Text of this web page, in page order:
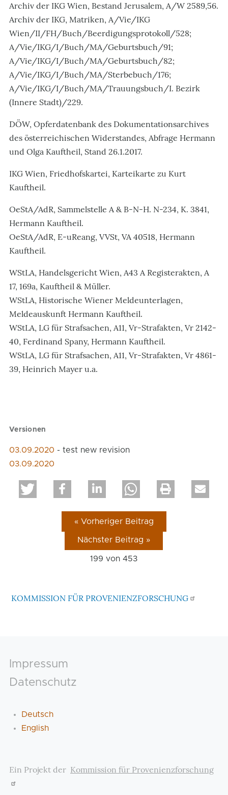
Archiv der IKG Wien, Bestand Jerusalem, A/W 2589,56.
Archiv der IKG, Matriken, A/Vie/IKG
Wien/II/FH/Buch/Beerdigungsprotokoll/528;
A/Vie/IKG/I/Buch/MA/Geburtsbuch/91;
A/Vie/IKG/I/Buch/MA/Geburtsbuch/82;
A/Vie/IKG/I/Buch/MA/Sterbebuch/176;
A/Vie/IKG/I/Buch/MA/Trauungsbuch/I. Bezirk
(Innere Stadt)/229.
DÖW, Opferdatenbank des Dokumentationsarchives
des österreichischen Widerstandes, Abfrage Hermann
und Olga Kauftheil, Stand 26.1.2017.
IKG Wien, Friedhofskartei, Karteikarte zu Kurt
Kauftheil.
OeStA/AdR, Sammelstelle A & B-N-H. N-234, K. 3841,
Hermann Kauftheil.
OeStA/AdR, E-uReang, VVSt, VA 40518, Hermann
Kauftheil.
WStLA, Handelsgericht Wien, A43 A Registerakten, A
17, 169a, Kauftheil & Müller.
WStLA, Historische Wiener Meldeunterlagen,
Meldeauskunft Hermann Kauftheil.
WStLA, LG für Strafsachen, A11, Vr-Strafakten, Vr 2142-
40, Ferdinand Spany, Hermann Kauftheil.
WStLA, LG für Strafsachen, A11, Vr-Strafakten, Vr 4861-
39, Heinrich Mayer u.a.
Versionen
03.09.2020 - test new revision
03.09.2020
« Vorheriger Beitrag
Nächster Beitrag »
199 von453
KOMMISSION FÜR PROVENIENZFORSCHUNG
Footer
Impressum
Datenschutz
Deutsch
English
Ein Projekt der Kommission für Provenienzforschung